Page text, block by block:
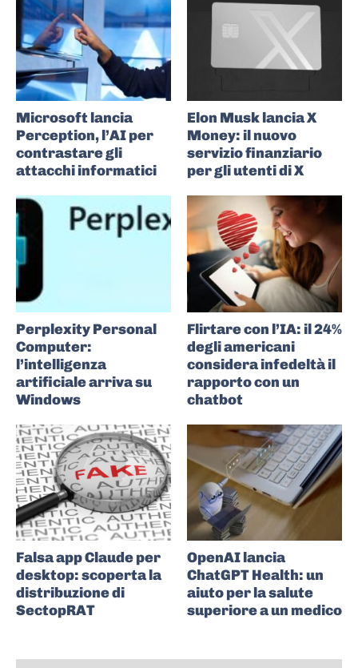
Microsoft lancia
Perception, l’AI per
contrastare gli
attacchi informatici
Elon Musk lancia X
Money: il nuovo
servizio finanziario
per gli utenti di X
Perplexity Personal
Computer:
l’intelligenza
artificiale arriva su
Windows
Flirtare con l’IA: il 24%
degli americani
considera infedeltà il
rapporto con un
chatbot
Falsa app Claude per
desktop: scoperta la
distribuzione di
SectopRAT
OpenAI lancia
ChatGPT Health: un
aiuto per la salute
superiore a un medico